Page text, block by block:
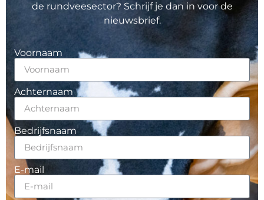
de rundveesector? Schrijf je dan in voor de
nieuwsbrief.
Voornaam
Achternaam
Bedrijfsnaam
E-mail